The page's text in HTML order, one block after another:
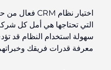
اختيار نظام CRM فعال من حيث التكلفة
التي تحتاجها هي أمل كل
سهولة استخدام النظام قد
معرفة قدرات فريقك